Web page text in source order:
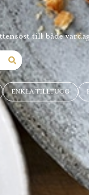
till både
ENKLA TILLTUGG